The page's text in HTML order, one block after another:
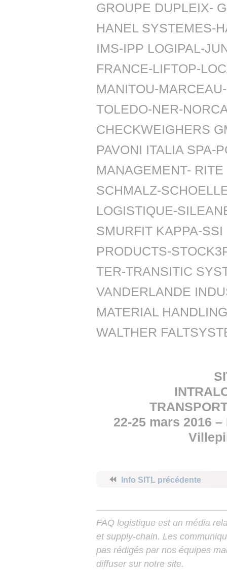
GROUPE DUPLEIX-
HANEL SYSTEMES-
IMS-IPP LOGIPAL-
FRANCE-LIFTOP-
MANITOU-
TOLEDO-NER-
CHECKWEIGHERS
PAVONI ITALIA SPA-
MANAGEMENT-
SCHMALZ-
LOGISTIQUE-
SMURFIT KAPPA-
PRODUCTS-
TER-TRANSITIC
VANDERLANDE
MATERIAL
WALTHER
22-25 mars 2016
⏪ Info SITL précédente
FAQ logistique est un média
et supply-chain. Les
pas rédigés par nos équipes
diffuser sur notre site.